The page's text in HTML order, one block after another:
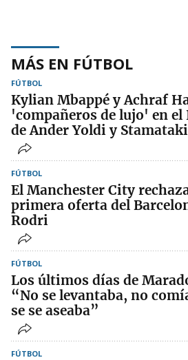
MÁS EN FÚTBOL
FÚTBOL
Kylian Mbappé y Achraf
'compañeros de lujo' en el
de Ander Yoldi y
FÚTBOL
El Manchester City
primera oferta del
Rodri
FÚTBOL
Los últimos días de
“No se levantaba, no
se se aseaba”
FÚTBOL